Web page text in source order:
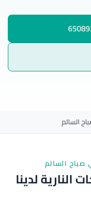
السالم
صباح السالم
لدينا